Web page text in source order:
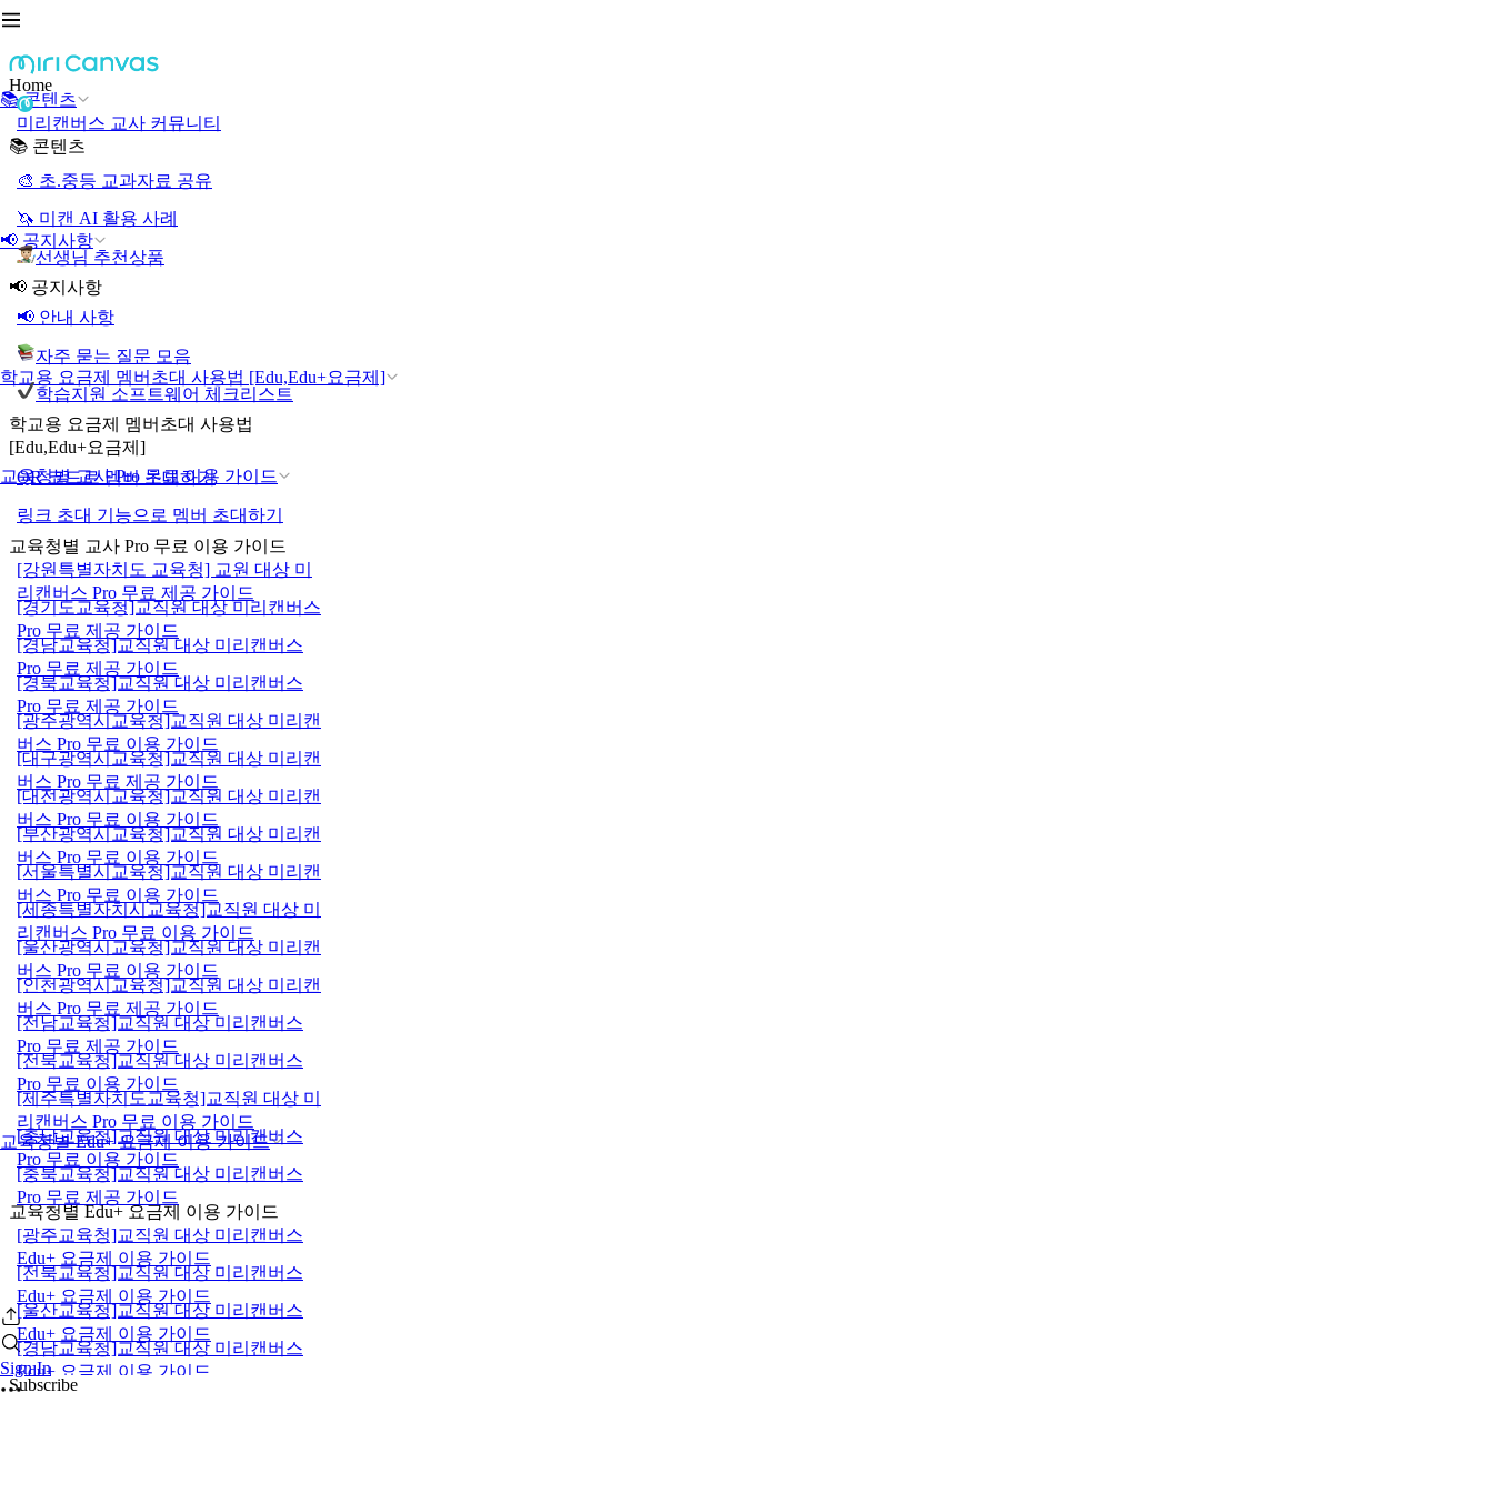
📚 콘텐츠
📢 공지사항
학교용 요금제 멤버초대 사용법 [Edu,Edu+요금제]
교육청별 교사 Pro 무료 이용 가이드
교육청별 Edu+ 요금제 이용 가이드
Sign In
Home
미리캔버스 교사 커뮤니티
📚 콘텐츠
🎨 초.중등 교과자료 공유
🦄 미캔 AI 활용 사례
선생님 추천상품
📢 공지사항
📢 안내 사항
자주 묻는 질문 모음
학습지원 소프트웨어 체크리스트
학교용 요금제 멤버초대 사용법
[Edu,Edu+요금제]
QR 코드로 멤버 초대하기
링크 초대 기능으로 멤버 초대하기
교육청별 교사 Pro 무료 이용 가이드
[강원특별자치도 교육청] 교원 대상 미
리캔버스 Pro 무료 제공 가이드
[경기도교육청]교직원 대상 미리캔버스
Pro 무료 제공 가이드
[경남교육청]교직원 대상 미리캔버스
Pro 무료 제공 가이드
[경북교육청]교직원 대상 미리캔버스
Pro 무료 제공 가이드
[광주광역시교육청]교직원 대상 미리캔
버스 Pro 무료 이용 가이드
[대구광역시교육청]교직원 대상 미리캔
버스 Pro 무료 제공 가이드
[대전광역시교육청]교직원 대상 미리캔
버스 Pro 무료 이용 가이드
[부산광역시교육청]교직원 대상 미리캔
버스 Pro 무료 이용 가이드
[서울특별시교육청]교직원 대상 미리캔
버스 Pro 무료 이용 가이드
[세종특별자치시교육청]교직원 대상 미
리캔버스 Pro 무료 이용 가이드
[울산광역시교육청]교직원 대상 미리캔
버스 Pro 무료 이용 가이드
[인천광역시교육청]교직원 대상 미리캔
버스 Pro 무료 제공 가이드
[전남교육청]교직원 대상 미리캔버스
Pro 무료 제공 가이드
[전북교육청]교직원 대상 미리캔버스
Pro 무료 이용 가이드
[제주특별자치도교육청]교직원 대상 미
리캔버스 Pro 무료 이용 가이드
[충남교육청]교직원 대상 미리캔버스
Pro 무료 이용 가이드
[충북교육청]교직원 대상 미리캔버스
Pro 무료 제공 가이드
교육청별 Edu+ 요금제 이용 가이드
[광주교육청]교직원 대상 미리캔버스
Edu+ 요금제 이용 가이드
[전북교육청]교직원 대상 미리캔버스
Edu+ 요금제 이용 가이드
[울산교육청]교직원 대상 미리캔버스
Edu+ 요금제 이용 가이드
[경남교육청]교직원 대상 미리캔버스
Edu+ 요금제 이용 가이드
Subscribe